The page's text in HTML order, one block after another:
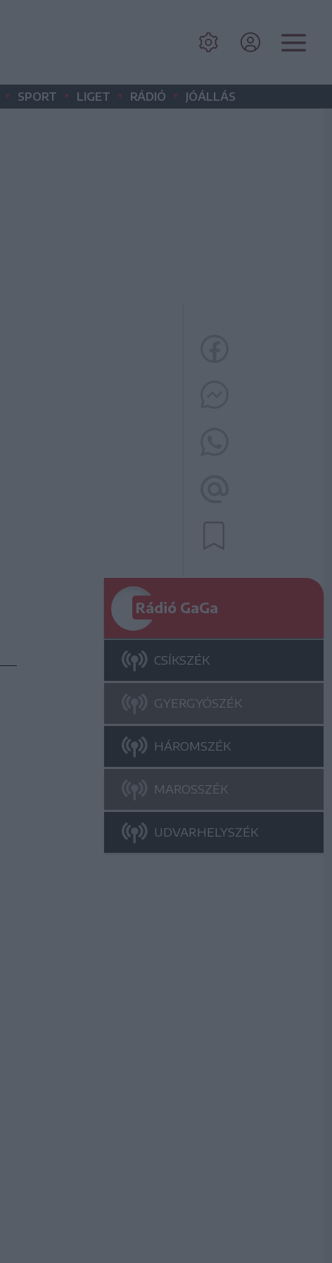
• SPORT • LIGET • RÁDIÓ • JÓÁLLÁS
Rádió GaGa
CSÍKSZÉK
GYERGYÓSZÉK
HÁROMSZÉK
MAROSSZÉK
UDVARHELYSZÉK